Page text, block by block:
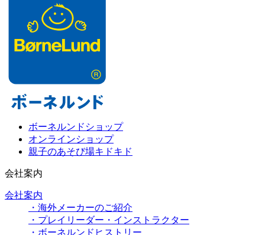
ボーネルンドショップ
オンラインショップ
親子のあそび場キドキド
会社案内
会社案内
・海外メーカーのご紹介
・プレイリーダー・インストラクター
・ボーネルンドヒストリー